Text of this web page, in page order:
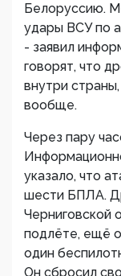
Белоруссию.
удары ВСУ по
- заявил
говорят, что
внутри
вообще.
Через пару
указало, что
шести БПЛА.
Черниговской
подлёте, ещё
один
Он сбросил